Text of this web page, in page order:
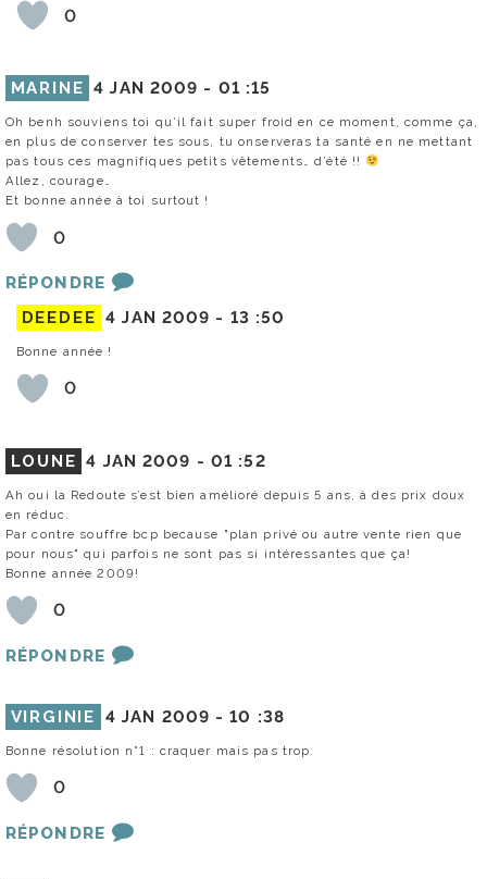
0
MARINE 4 JAN 2009 - 01 :15
Oh benh souviens toi qu’il fait super froid en ce moment, comme ça,
en plus de conserver tes sous, tu onserveras ta santé en ne mettant
pas tous ces magnifiques petits vêtements… d’été !!
Allez, courage…
Et bonne année à toi surtout !
0
RÉPONDRE
DEEDEE 4 JAN 2009 - 13 :50
Bonne année !
0
LOUNE 4 JAN 2009 - 01 :52
Ah oui la Redoute s’est bien amélioré depuis 5 ans, à des prix doux
en réduc.
Par contre souffre bcp because "plan privé ou autre vente rien que
pour nous" qui parfois ne sont pas si intéressantes que ça!
Bonne année 2009!
0
RÉPONDRE
VIRGINIE 4 JAN 2009 -10 :38
Bonne résolution n°1 : craquer mais pas trop.
0
RÉPONDRE